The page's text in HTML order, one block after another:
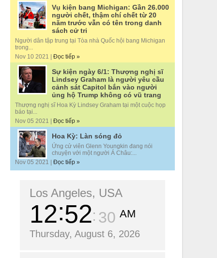
Vụ kiện bang Michigan: Gần 26.000
người chết, thậm chí chết từ 20
năm trước vẫn có tên trong danh
sách cử tri
Người dân tập trung tại Tòa nhà Quốc hội bang Michigan
trong...
Nov 10 2021 | Đọc tiếp »
Sự kiện ngày 6/1: Thượng nghị sĩ
Lindsey Graham là người yêu cầu
cảnh sát Capitol bắn vào người
ủng hộ Trump không có vũ trang
Thượng nghị sĩ Hoa Kỳ Lindsey Graham tại một cuộc họp
báo tại...
Nov 05 2021 | Đọc tiếp »
Hoa Kỳ: Làn sóng đỏ
Ứng cử viên Glenn Youngkin đang nói
chuyện với một người Á Châu:...
Nov 05 2021 | Đọc tiếp »
Los Angeles, USA
12 52 31 AM
Thursday, August 6, 2026